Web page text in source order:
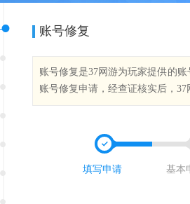
• 账号修复
账号修复是37网游为玩家提供的
账号修复申请，经查证核实后，
填写申请 基本